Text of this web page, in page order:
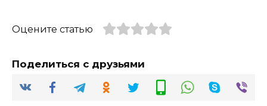
Оцените статью
Поделиться с друзьями